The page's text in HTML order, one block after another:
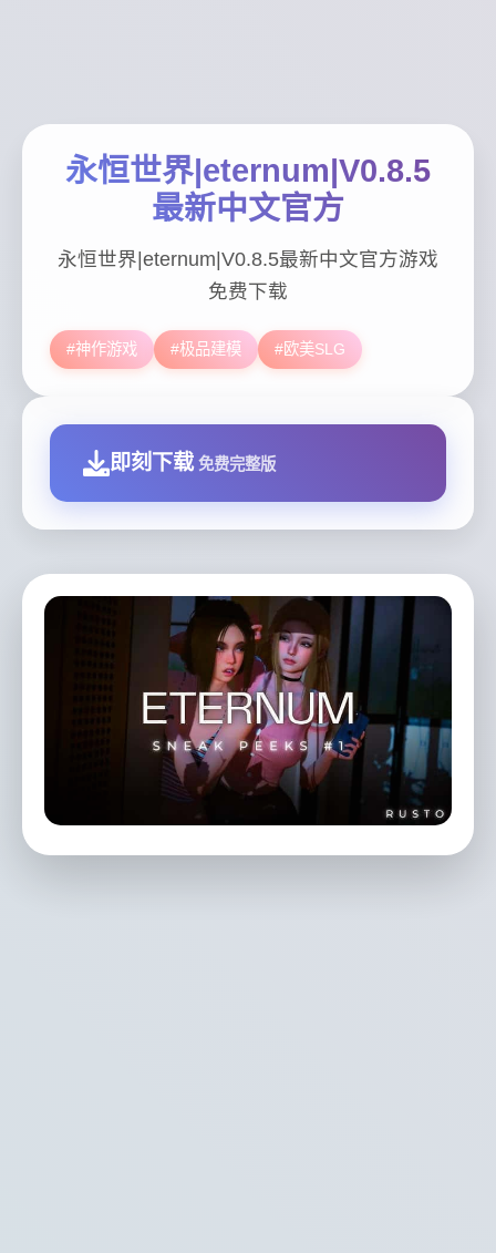
永恒世界|eternum|V0.8.5
最新中文官方
永恒世界|eternum|V0.8.5最新中文官方游戏
免费下载
#神作游戏 #极品建模 #欧美SLG
即刻下载 免费完整版